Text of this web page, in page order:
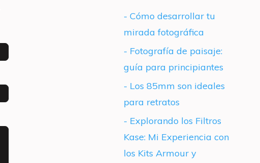
- Cómo desarrollar tu
mirada fotográfica
- Fotografía de paisaje:
guía para principiantes
- Los 85mm son ideales
para retratos
- Explorando los Filtros
Kase: Mi Experiencia con
los Kits Armour y